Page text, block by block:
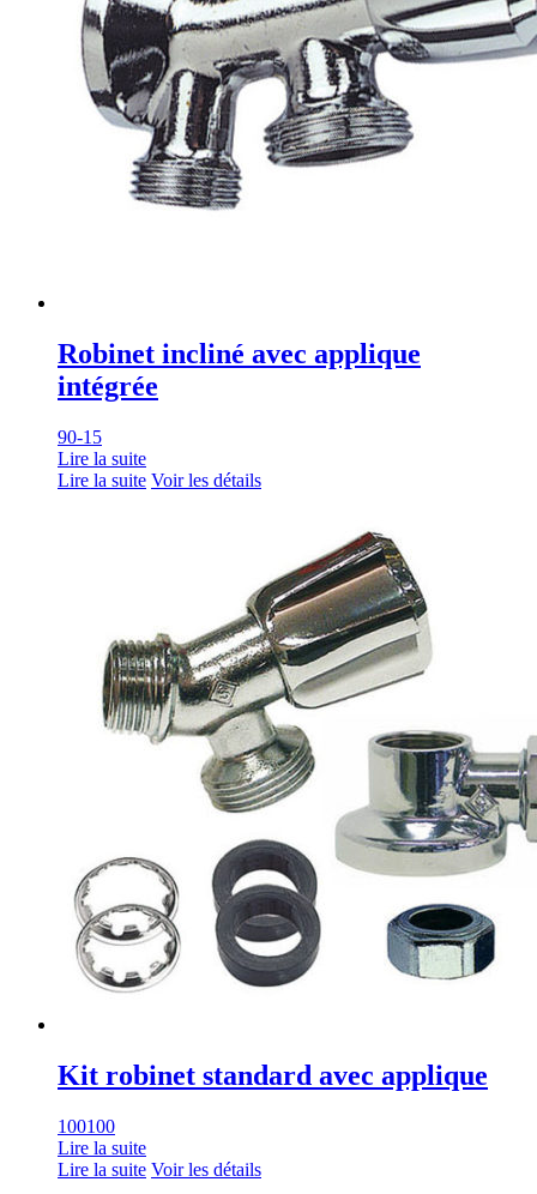
Robinet incliné avec applique
intégrée
90-15
Lire la suite
Lire la suite Voir les détails
Kit robinet standard avec applique
100100
Lire la suite
Lire la suite Voir les détails